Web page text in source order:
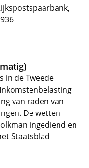
in de Tweede
van raden van
De wetten
ingediend en
Staatsblad